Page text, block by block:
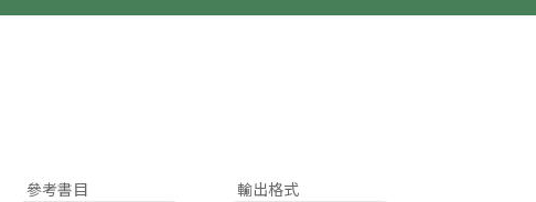
參考書目 輸出格式